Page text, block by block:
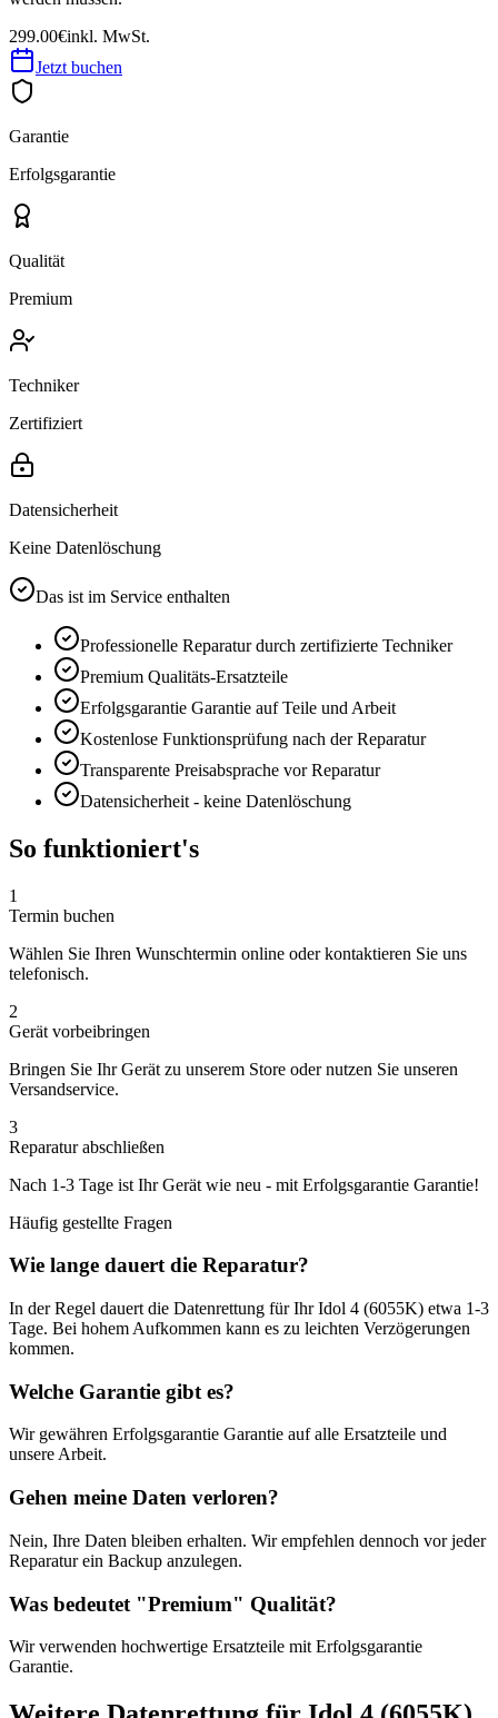
299.00€inkl. MwSt.
Jetzt buchen
Garantie
Erfolgsgarantie
Qualität
Premium
Techniker
Zertifiziert
Datensicherheit
Keine Datenlöschung
Das ist im Service enthalten
Professionelle Reparatur durch zertifizierte Techniker
Premium Qualitäts-Ersatzteile
Erfolgsgarantie Garantie auf Teile und Arbeit
Kostenlose Funktionsprüfung nach der Reparatur
Transparente Preisabsprache vor Reparatur
Datensicherheit - keine Datenlöschung
So funktioniert's
1
Termin buchen
Wählen Sie Ihren Wunschtermin online oder kontaktieren Sie uns
telefonisch.
2
Gerät vorbeibringen
Bringen Sie Ihr Gerät zu unserem Store oder nutzen Sie unseren
Versandservice.
3
Reparatur abschließen
Nach 1-3 Tage ist Ihr Gerät wie neu - mit Erfolgsgarantie Garantie!
Häufig gestellte Fragen
Wie lange dauert die Reparatur?
In der Regel dauert die Datenrettung für IhrIdol 4 (6055K) etwa 1-3
Tage. Bei hohem Aufkommen kann es zu leichten Verzögerungen
kommen.
Welche Garantie gibt es?
Wir gewähren Erfolgsgarantie Garantie auf alle Ersatzteile und
unsere Arbeit.
Gehen meine Daten verloren?
Nein, Ihre Daten bleiben erhalten. Wir empfehlen dennoch vor jeder
Reparatur ein Backup anzulegen.
Was bedeutet "Premium" Qualität?
Wir verwenden hochwertige Ersatzteile mit Erfolgsgarantie
Garantie.